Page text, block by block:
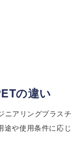
の違い
ニアリングプラスチ
途や使用条件に応じ